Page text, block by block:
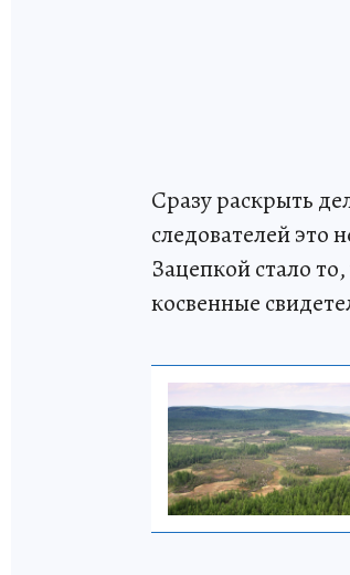
Сразу раскрыть
следователей это
Зацепкой стало
косвенные